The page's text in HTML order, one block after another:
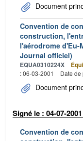
Document
Convention de
construction,
l'aérodrome d'Eu-
Journal officiel)
EQUA0310224X
: 06-03-2001
Date
Document
Signé le : 04-07-2001
Convention de